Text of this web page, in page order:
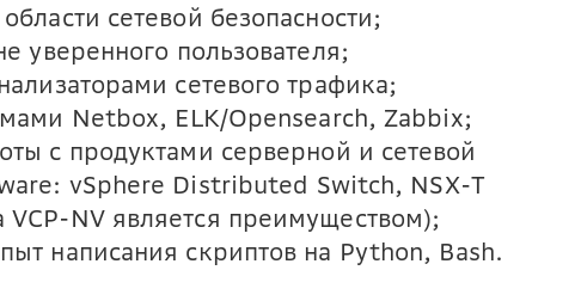
сетевой безопасности;
уверенного пользователя;
сетевого трафика;
Netbox, ELK/Opensearch, Zabbix;
с продуктами серверной и сетевой
vSphere Distributed Switch, NSX-T
VCP-NV является преимуществом);
написания скриптов на Python, Bash.